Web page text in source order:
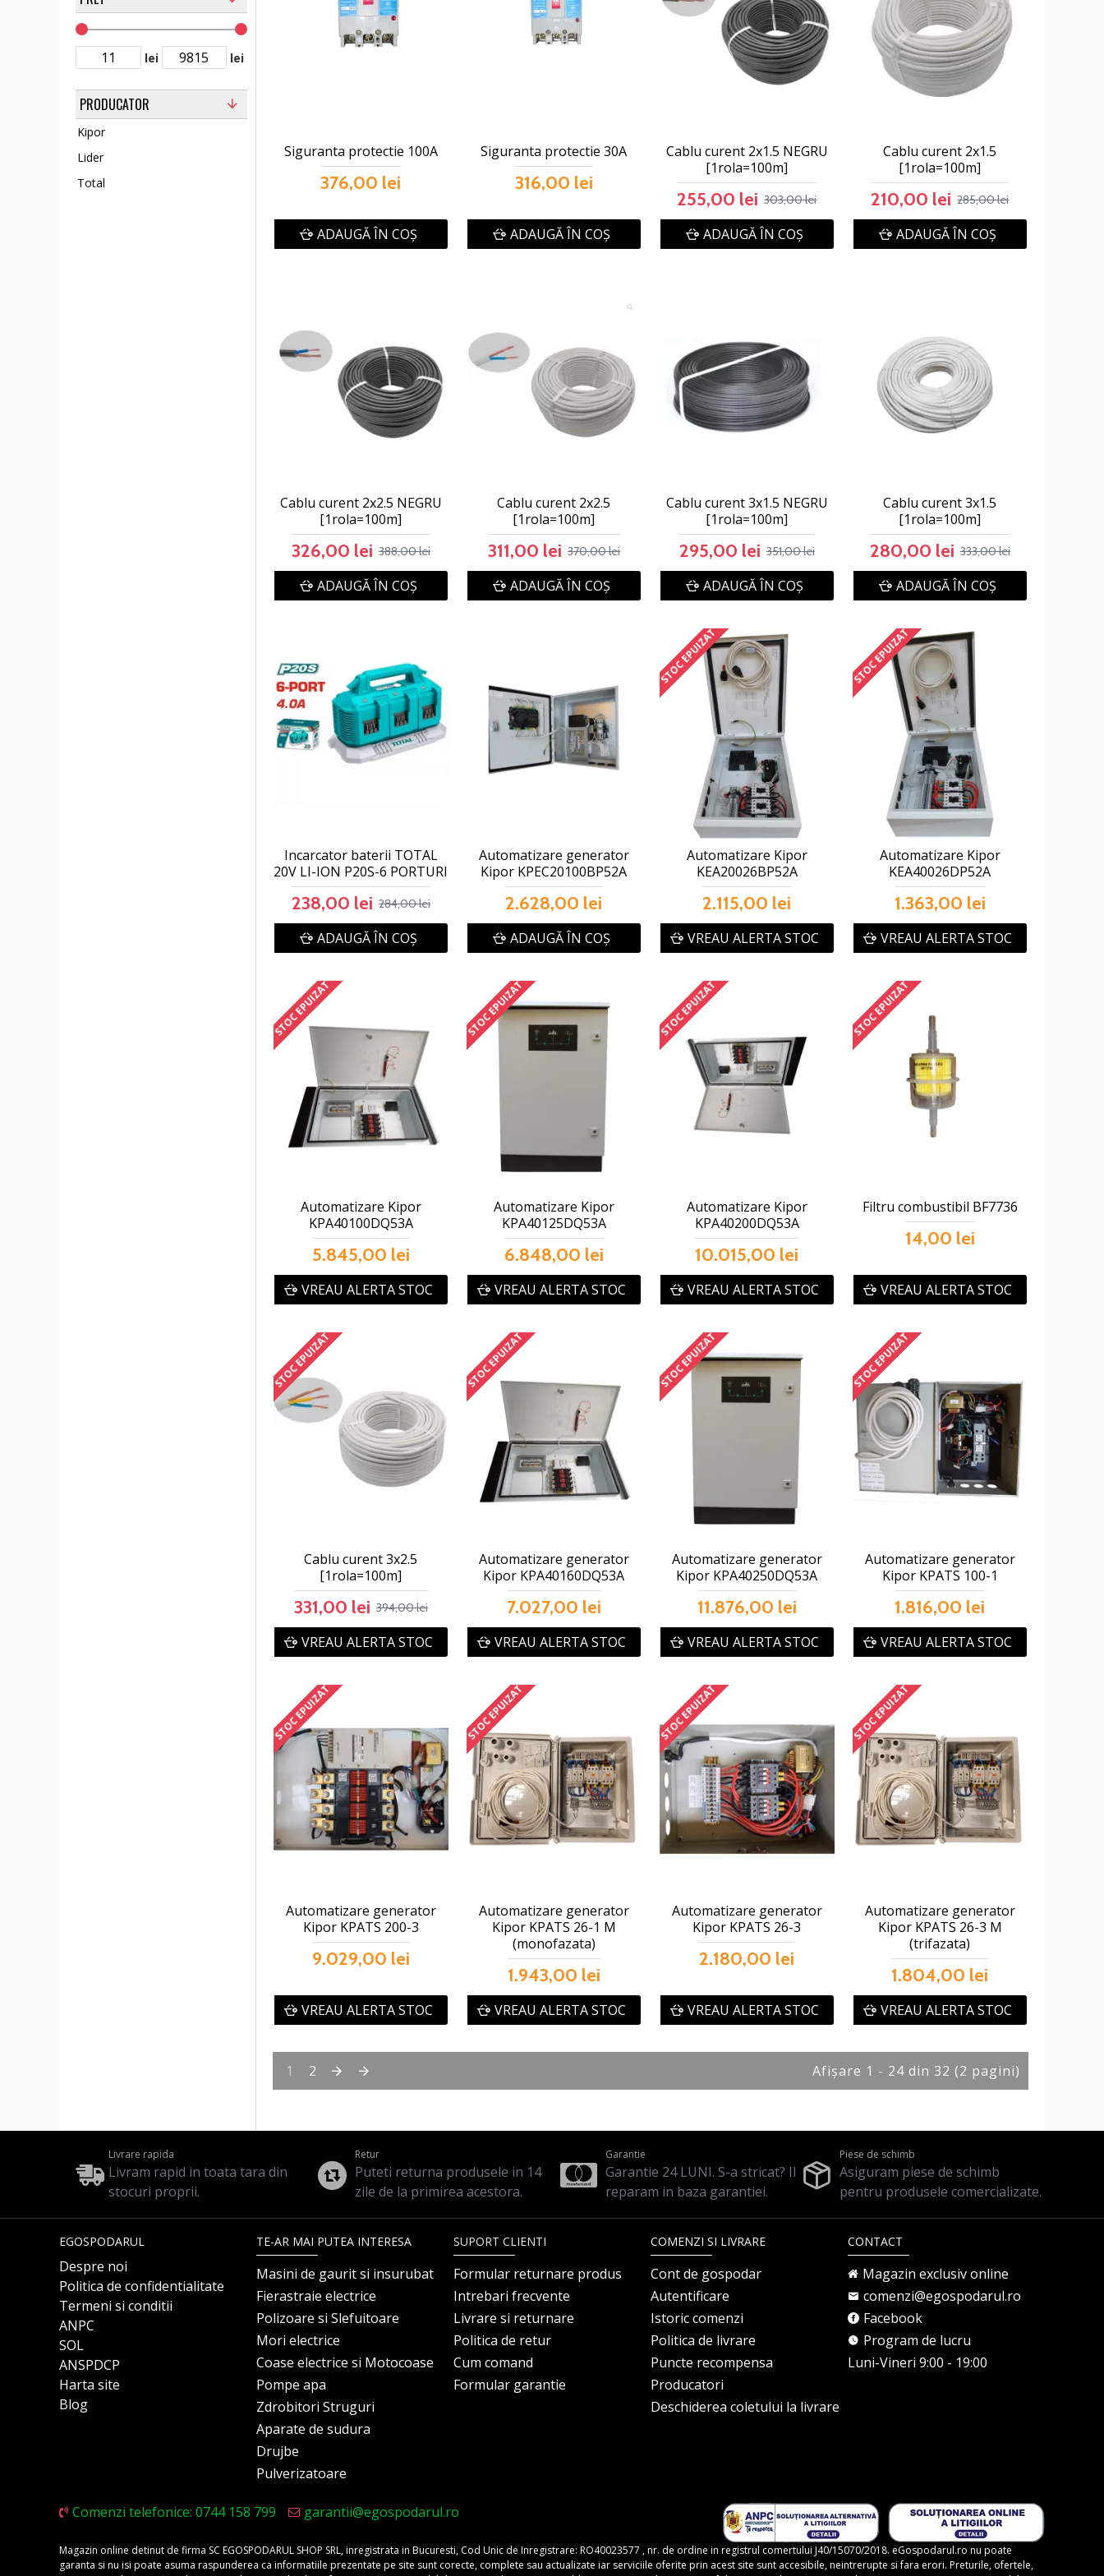
lei lei
PRODUCATOR
Kipor
Lider
Total
Siguranta protectie 100A
376,00 lei
ADAUGĂ ÎN COŞ
Siguranta protectie 30A
316,00 lei
ADAUGĂ ÎN COŞ
Cablu curent 2x1.5 NEGRU
[1rola=100m]
255,00 lei 303,00 lei
ADAUGĂ ÎN COŞ
Cablu curent 2x1.5
[1rola=100m]
210,00 lei 285,00 lei
ADAUGĂ ÎN COŞ
Cablu curent 2x2.5 NEGRU
[1rola=100m]
326,00 lei 388,00 lei
ADAUGĂ ÎN COŞ
Cablu curent 2x2.5
[1rola=100m]
311,00 lei 370,00 lei
ADAUGĂ ÎN COŞ
Cablu curent 3x1.5 NEGRU
[1rola=100m]
295,00 lei 351,00 lei
ADAUGĂ ÎN COŞ
Cablu curent 3x1.5
[1rola=100m]
280,00 lei 333,00 lei
ADAUGĂ ÎN COŞ
Incarcator baterii TOTAL
20V LI-ION P20S-6 PORTURI
238,00 lei 284,00 lei
ADAUGĂ ÎN COŞ
Automatizare generator
Kipor KPEC20100BP52A
2.628,00 lei
ADAUGĂ ÎN COŞ
STOC EPUIZAT
Automatizare Kipor
KEA20026BP52A
2.115,00 lei
VREAU ALERTA STOC
STOC EPUIZAT
Automatizare Kipor
KEA40026DP52A
1.363,00 lei
VREAU ALERTA STOC
STOC EPUIZAT
Automatizare Kipor
KPA40100DQ53A
5.845,00 lei
VREAU ALERTA STOC
STOC EPUIZAT
Automatizare Kipor
KPA40125DQ53A
6.848,00 lei
VREAU ALERTA STOC
STOC EPUIZAT
Automatizare Kipor
KPA40200DQ53A
10.015,00 lei
VREAU ALERTA STOC
STOC EPUIZAT
Filtru combustibil BF7736
14,00 lei
VREAU ALERTA STOC
STOC EPUIZAT
Cablu curent 3x2.5
[1rola=100m]
331,00 lei 394,00 lei
VREAU ALERTA STOC
STOC EPUIZAT
Automatizare generator
Kipor KPA40160DQ53A
7.027,00 lei
VREAU ALERTA STOC
STOC EPUIZAT
Automatizare generator
Kipor KPA40250DQ53A
11.876,00 lei
VREAU ALERTA STOC
STOC EPUIZAT
Automatizare generator
Kipor KPATS 100-1
1.816,00 lei
VREAU ALERTA STOC
STOC EPUIZAT
Automatizare generator
Kipor KPATS 200-3
9.029,00 lei
VREAU ALERTA STOC
STOC EPUIZAT
Automatizare generator
Kipor KPATS 26-1 M
(monofazata)
1.943,00 lei
VREAU ALERTA STOC
STOC EPUIZAT
Automatizare generator
Kipor KPATS 26-3
2.180,00 lei
VREAU ALERTA STOC
STOC EPUIZAT
Automatizare generator
Kipor KPATS 26-3 M
(trifazata)
1.804,00 lei
VREAU ALERTA STOC
1 2 Afişare 1 - 24 din 32 (2 pagini)
Livrare rapida
Livram rapid in toata tara din
stocuri proprii.
Retur
Puteti returna produsele in 14
zile de la primirea acestora.
Garantie
Garantie 24 LUNI. S-a stricat? Il
reparam in baza garantiei.
Piese de schimb
Asiguram piese de schimb
pentru produsele comercializate.
EGOSPODARUL
Despre noi
Politica de confidentialitate
Termeni si conditii
ANPC
SOL
ANSPDCP
Harta site
Blog
TE-AR MAI PUTEA INTERESA
Masini de gaurit si insurubat
Fierastraie electrice
Polizoare si Slefuitoare
Mori electrice
Coase electrice si Motocoase
Pompe apa
Zdrobitori Struguri
Aparate de sudura
Drujbe
Pulverizatoare
SUPORT CLIENTI
Formular returnare produs
Intrebari frecvente
Livrare si returnare
Politica de retur
Cum comand
Formular garantie
COMENZI SI LIVRARE
Cont de gospodar
Autentificare
Istoric comenzi
Politica de livrare
Puncte recompensa
Producatori
Deschiderea coletului la livrare
CONTACT
Magazin exclusiv online
comenzi@egospodarul.ro
Facebook
Program de lucru
Luni-Vineri 9:00 - 19:00
Comenzi telefonice: 0744 158 799 garantii@egospodarul.ro
Magazin online detinut de firma SC EGOSPODARUL SHOP SRL, inregistrata in Bucuresti, Cod Unic de Inregistrare: RO40023577 , nr. de ordine in registrul comertului J40/15070/2018. eGospodarul.ro nu poate
garanta si nu isi poate asuma raspunderea ca informatiile prezentate pe site sunt corecte, complete sau actualizate iar serviciile oferite prin acest site sunt accesibile, neintrerupte si fara erori. Preturile, ofertele,